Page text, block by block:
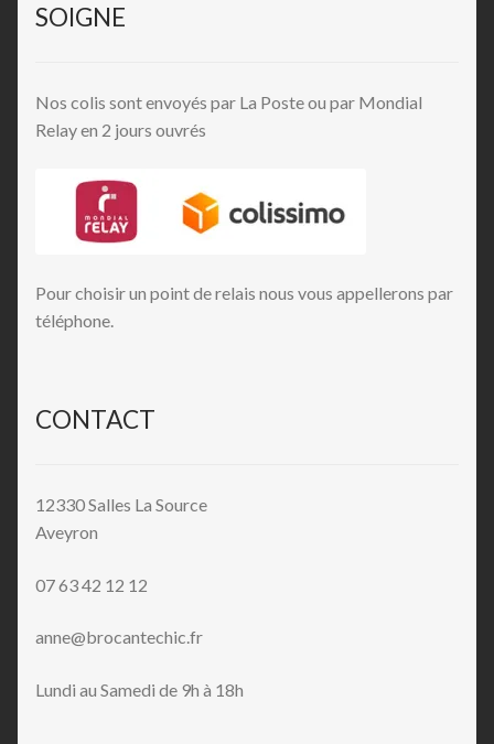
SOIGNE
Nos colis sont envoyés par La Poste ou par Mondial
Relay en 2 jours ouvrés
Pour choisir un point de relais nous vous appellerons par
téléphone.
CONTACT
12330 Salles La Source
Aveyron
07 63 42 12 12
anne@brocantechic.fr
Lundi au Samedi de 9h à 18h